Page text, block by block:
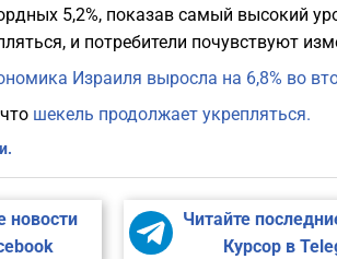
5,2%, показав самый высокий
и потребители почувствуют
Израиля выросла на 6,8% во
шекель продолжает укрепляться.
новости
Читайте
Курсор в